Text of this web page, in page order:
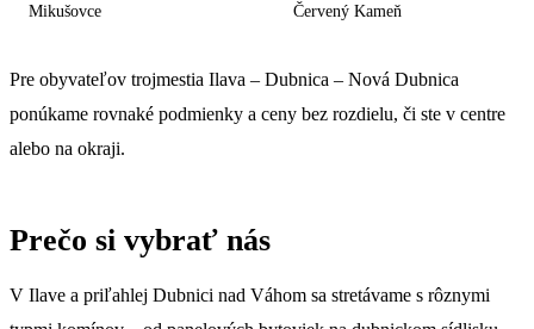
Mikušovce Červený Kameň
Pre obyvateľov trojmestia Ilava – Dubnica – Nová Dubnica
ponúkame rovnaké podmienky a ceny bez rozdielu, či ste v centre
alebo na okraji.
Prečo si vybrať nás
V Ilave a priľahlej Dubnici nad Váhom sa stretávame s rôznymi